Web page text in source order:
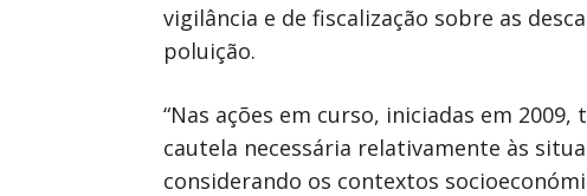
vigilância e de fiscalização sobre as
poluição.
“Nas ações em curso, iniciadas em
cautela necessária relativamente às
considerando os contextos